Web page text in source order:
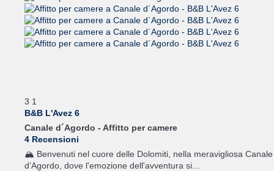
3 1
B&B L'Avez 6
Canale d´Agordo - Affitto per camere
4 Recensioni
🏔️ Benvenuti nel cuore delle Dolomiti, nella meravigliosa Canale
d’Agordo, dove l'emozione dell'avventura si...